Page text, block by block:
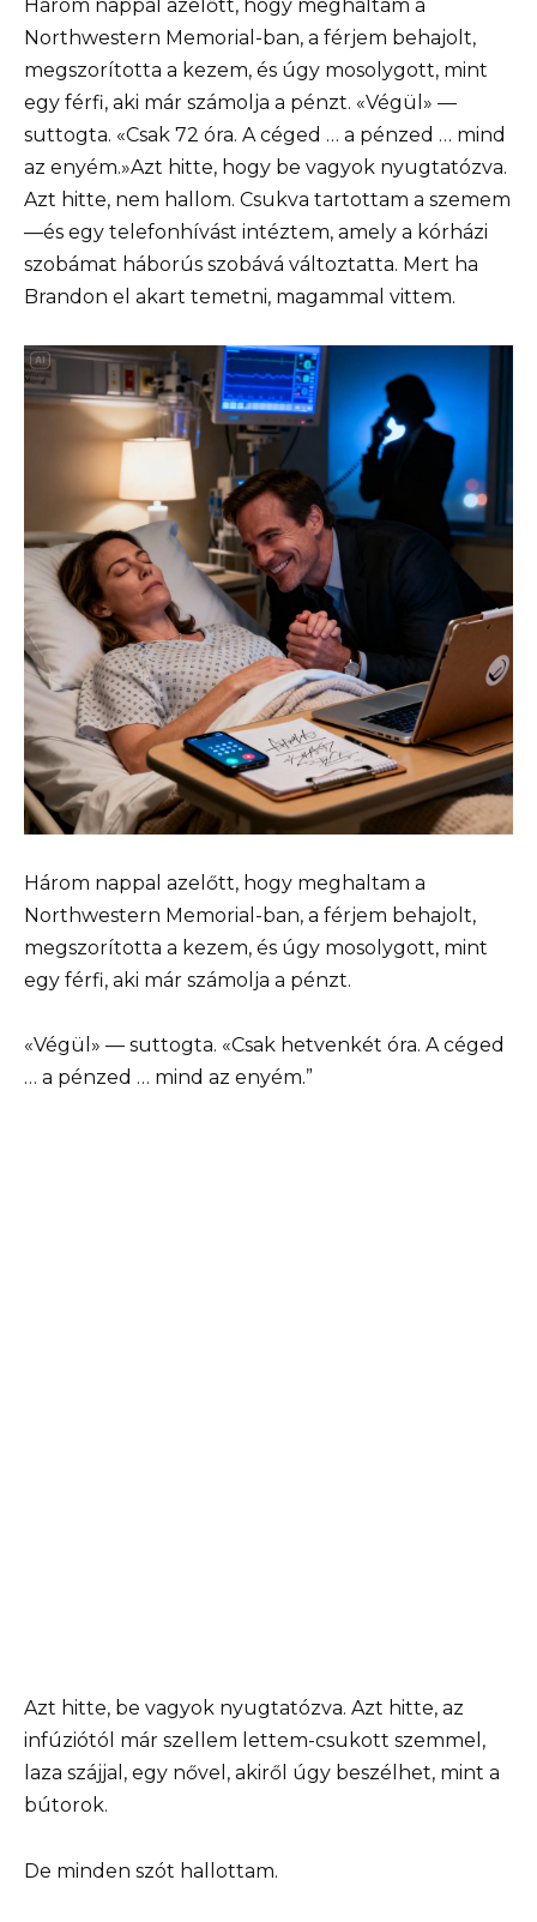
Három nappal azelőtt, hogy meghaltam a
Northwestern Memorial-ban, a férjem behajolt,
megszorította a kezem, és úgy mosolygott, mint
egy férfi, aki már számolja a pénzt. «Végül» —
suttogta. «Csak 72 óra. A céged … a pénzed … mind
az enyém.»Azt hitte, hogy be vagyok nyugtatózva.
Azt hitte, nem hallom. Csukva tartottam a szemem
—és egy telefonhívást intéztem, amely a kórházi
szobámat háborús szobává változtatta. Mert ha
Brandon el akart temetni, magammal vittem.
Három nappal azelőtt, hogy meghaltam a
Northwestern Memorial-ban, a férjem behajolt,
megszorította a kezem, és úgy mosolygott, mint
egy férfi, aki már számolja a pénzt.
«Végül» — suttogta. «Csak hetvenkét óra. A céged
… a pénzed … mind az enyém.”
Azt hitte, be vagyok nyugtatózva. Azt hitte, az
infúziótól már szellem lettem-csukott szemmel,
laza szájjal, egy nővel, akiről úgy beszélhet, mint a
bútorok.
De minden szót hallottam.